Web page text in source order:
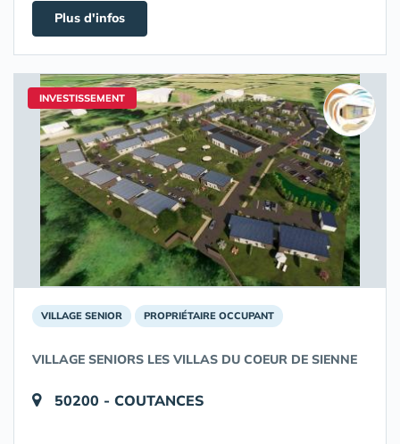
Plus d'infos
INVESTISSEMENT
VILLAGE SENIOR PROPRIÉTAIRE OCCUPANT
VILLAGE SENIORS LES VILLAS DU COEUR DE SIENNE
50200 - COUTANCES